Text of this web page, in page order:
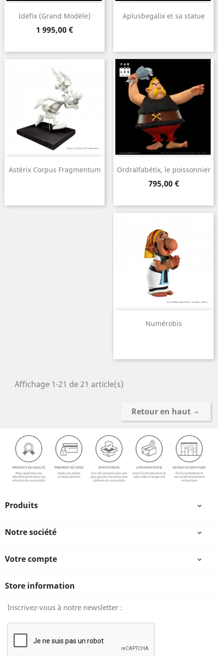
Idéfix (Grand Modèle)
Prix
1 995,00 €
Aplusbegalix et sa statue
Astérix Corpus Fragmentum Ordralfabétix, le poissonnier
Prix
795,00 €
Numérobis
Affichage 1-21 de 21 article(s)
Retour en haut 
Produits 
Notre société 
Votre compte 
Store information
Inscrivez-vous à notre newsletter :